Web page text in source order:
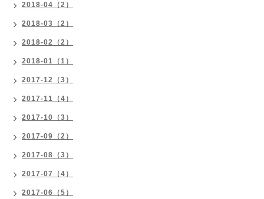
2018-04（2）
2018-03（2）
2018-02（2）
2018-01（1）
2017-12（3）
2017-11（4）
2017-10（3）
2017-09（2）
2017-08（3）
2017-07（4）
2017-06（5）